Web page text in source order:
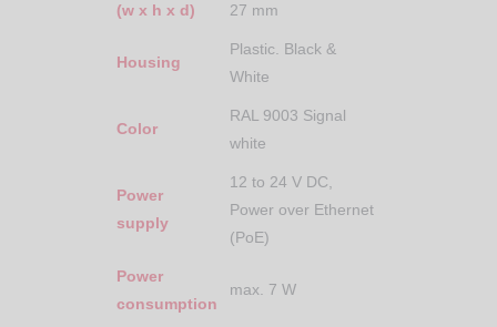
(w x h x d)
27 mm
Housing
Plastic. Black &
White
Color
RAL 9003 Signal
white
Power
supply
12 to 24 V DC,
Power over Ethernet
(PoE)
Power
consumption
max. 7 W